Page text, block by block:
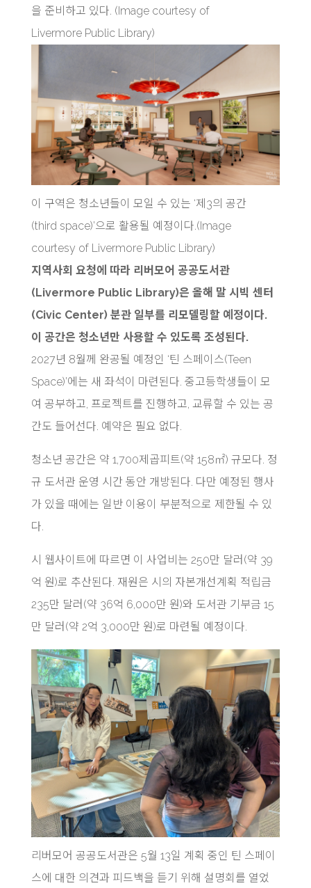
을 준비하고 있다. (Image courtesy of
Livermore Public Library)
이 구역은 청소년들이 모일 수 있는 ‘제3의 공간
(third space)’으로 활용될 예정이다.(Image
courtesy of Livermore Public Library)
지역사회 요청에 따라 리버모어 공공도서관
(Livermore Public Library)은 올해 말 시빅 센터
(Civic Center) 분관 일부를 리모델링할 예정이다.
이 공간은 청소년만 사용할 수 있도록 조성된다.
2027년 8월께 완공될 예정인 ‘틴 스페이스(Teen
Space)’에는 새 좌석이 마련된다. 중고등학생들이 모
여 공부하고, 프로젝트를 진행하고, 교류할 수 있는 공
간도 들어선다. 예약은 필요 없다.
청소년 공간은 약 1,700제곱피트(약 158㎡) 규모다. 정
규 도서관 운영 시간 동안 개방된다. 다만 예정된 행사
가 있을 때에는 일반 이용이 부분적으로 제한될 수 있
다.
시 웹사이트에 따르면 이 사업비는 250만 달러(약 39
억 원)로 추산된다. 재원은 시의 자본개선계획 적립금
235만 달러(약 36억 6,000만 원)와 도서관 기부금 15
만 달러(약 2억 3,000만 원)로 마련될 예정이다.
리버모어 공공도서관은 5월 13일 계획 중인 틴 스페이
스에 대한 의견과 피드백을 듣기 위해 설명회를 열었